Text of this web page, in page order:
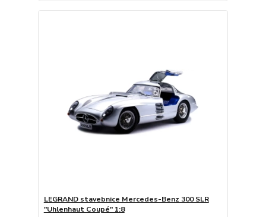
LEGRAND stavebnice Mercedes-Benz 300 SLR
"Uhlenhaut Coupé" 1:8